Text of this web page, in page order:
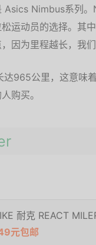
Asics Nimbus系列
运动员的选择。其
因为里程越长，我
965公里，这意味
购买。
耐克 REACT
元包邮